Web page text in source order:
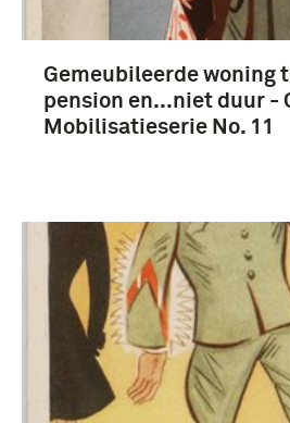
Gemeubileerde woning
pension en...niet duur -
Mobilisatieserie No. 11